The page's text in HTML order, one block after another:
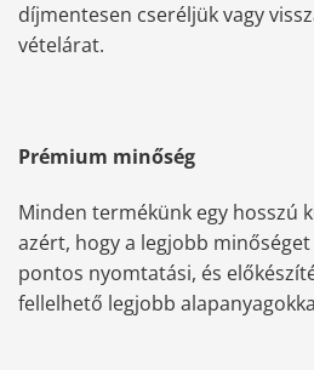
díjmentesen cseréljük vagy
vételárat.
Prémium minőség
Minden termékünk egy hosszú
azért, hogy a legjobb
pontos nyomtatási, és
fellelhető legjobb